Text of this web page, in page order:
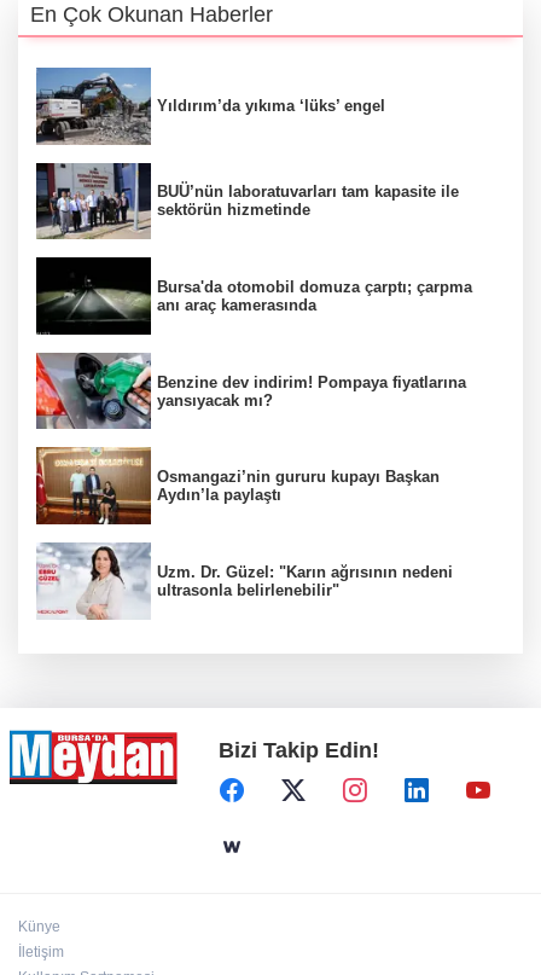
En Çok Okunan Haberler
Yıldırım’da yıkıma ‘lüks’ engel
BUÜ’nün laboratuvarları tam kapasite ile
sektörün hizmetinde
Bursa'da otomobil domuza çarptı; çarpma
anı araç kamerasında
Benzine dev indirim! Pompaya fiyatlarına
yansıyacak mı?
Osmangazi’nin gururu kupayı Başkan
Aydın’la paylaştı
Uzm. Dr. Güzel: "Karın ağrısının nedeni
ultrasonla belirlenebilir"
Bizi Takip Edin!
Künye
İletişim